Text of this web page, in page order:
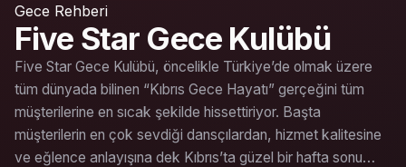
Gece Rehberi
Five Star Gece Kulübü
Five Star Gece Kulübü, öncelikle Türkiye’de olmak üzere
tüm dünyada bilinen “Kıbrıs Gece Hayatı” gerçeğini tüm
müşterilerine en sıcak şekilde hissettiriyor. Başta
müşterilerin en çok sevdiği dansçılardan, hizmet kalitesine
ve eğlence anlayışına dek Kıbrıs’ta güzel bir hafta sonu…